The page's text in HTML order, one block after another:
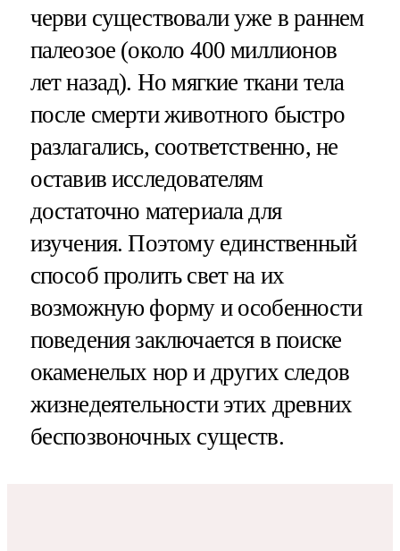
черви существовали уже в раннем
палеозое (около 400 миллионов
лет назад). Но мягкие ткани тела
после смерти животного быстро
разлагались, соответственно, не
оставив исследователям
достаточно материала для
изучения. Поэтому единственный
способ пролить свет на их
возможную форму и особенности
поведения заключается в поиске
окаменелых нор и других следов
жизнедеятельности этих древних
беспозвоночных существ.